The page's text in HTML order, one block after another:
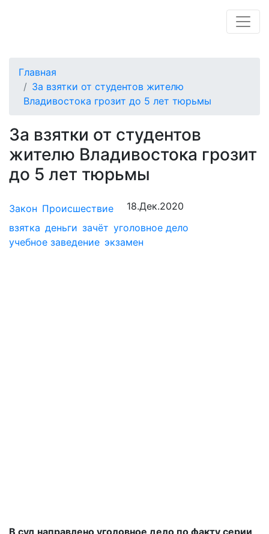
Главная
За взятки от студентов жителю
Владивостока грозит до 5 лет тюрьмы
За взятки от студентов
жителю Владивостока грозит
до 5 лет тюрьмы
Закон Происшествие
18.Дек.2020
взятка деньги зачёт уголовное дело
учебное заведение экзамен
В суд направлено уголовное дело по факту серии